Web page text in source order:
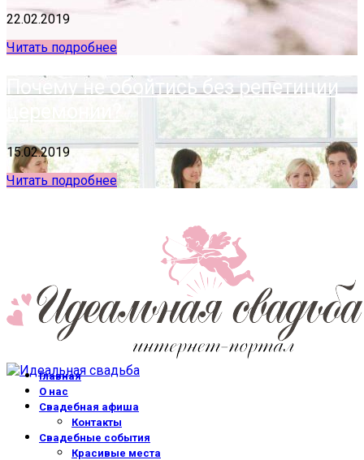
22.02.2019
Читать подробнее
Почему не обойтись без репетиции
церемонии?
15.02.2019
Читать подробнее
Главная
О нас
Свадебная афиша
Контакты
Свадебные события
Красивые места